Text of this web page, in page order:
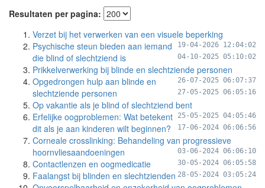
Resultaten per pagina:
Verzet bij het verwerken van een visuele beperking
19-04-2026 12:04:02
Psychische steun bieden aan iemand
die blind of slechtziend is
04-10-2025 05:10:02
Prikkelverwerking bij blinde en slechtziende personen
26-07-2025 06:07:37
Opgedrongen hulp aan blinde en
slechtziende personen
27-05-2025 06:05:16
Op vakantie als je blind of slechtziend bent
25-05-2025 04:05:46
Erfelijke oogproblemen: Wat betekent
dit als je aan kinderen wilt beginnen?
17-06-2024 06:06:56
Corneale crosslinking: Behandeling van progressieve
hoornvliesaandoeningen
03-06-2024 06:06:10
Contactlenzen en oogmedicatie 30-05-2024 06:05:58
Faalangst bij blinden en slechtzienden 28-05-2024 03:05:24